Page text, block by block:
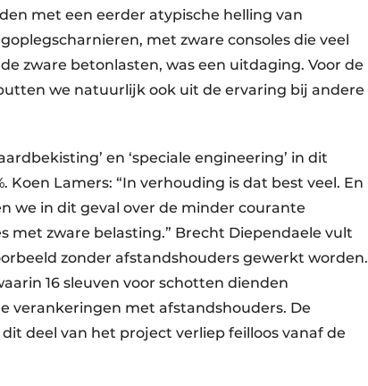
met een eerder atypische helling van
met zware consoles die veel
zware betonlasten, was een uitdaging. Voor de
we natuurlijk ook uit de ervaring bij andere
en ‘speciale engineering’ in dit
Koen Lamers: “In verhouding is dat best veel. En
we in dit geval over de minder courante
zware belasting.” Brecht Diependaele vult
zonder afstandshouders gewerkt worden.
16 sleuven voor schotten dienden
verankeringen met afstandshouders. De
deel van het project verliep feilloos vanaf de